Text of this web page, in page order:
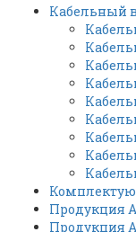
Кабельный
Продукция
Продукция